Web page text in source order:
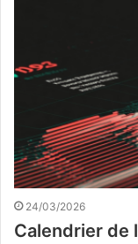
24/03/2026
Calendrier de